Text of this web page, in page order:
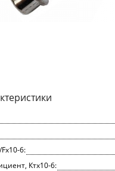
6:
Ктх10-6: